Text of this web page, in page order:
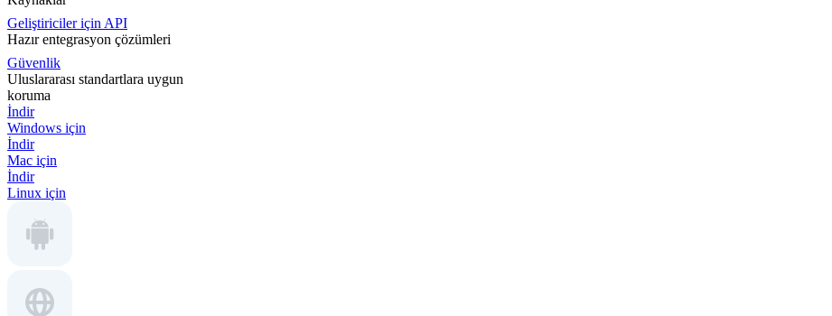
Geliştiriciler için API
Hazır entegrasyon çözümleri
Güvenlik
Uluslararası standartlara uygun
koruma
İndir
Windows için
İndir
Mac için
İndir
Linux için